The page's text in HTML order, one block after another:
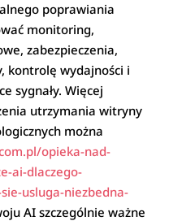
poprawiania
monitoring,
zabezpieczenia,
kontrolę wydajności i
sygnały. Więcej
utrzymania witryny
można
opieka-nad-
ai-dlaczego-
usluga-niezbedna-
AI szczególnie ważne